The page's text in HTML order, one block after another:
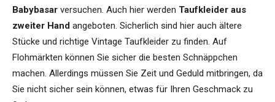
Babybasar versuchen. Auch hier werden Taufkleider aus
zweiter Hand angeboten. Sicherlich sind hier auch ältere
Stücke und richtige Vintage Taufkleider zu finden. Auf
Flohmärkten können Sie sicher die besten Schnäppchen
machen. Allerdings müssen Sie Zeit und Geduld mitbringen, da
Sie nicht sicher sein können, etwas für Ihren Geschmack zu